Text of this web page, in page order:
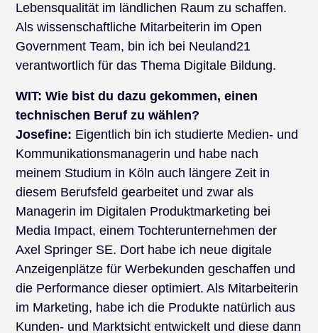
Lebensqualität im ländlichen Raum zu schaffen.
Als wissenschaftliche Mitarbeiterin im Open
Government Team, bin ich bei Neuland21
verantwortlich für das Thema Digitale Bildung.
WIT: Wie bist du dazu gekommen, einen
technischen Beruf zu wählen?
Josefine: Eigentlich bin ich studierte Medien- und
Kommunikationsmanagerin und habe nach
meinem Studium in Köln auch längere Zeit in
diesem Berufsfeld gearbeitet und zwar als
Managerin im Digitalen Produktmarketing bei
Media Impact, einem Tochterunternehmen der
Axel Springer SE. Dort habe ich neue digitale
Anzeigenplätze für Werbekunden geschaffen und
die Performance dieser optimiert. Als Mitarbeiterin
im Marketing, habe ich die Produkte natürlich aus
Kunden- und Marktsicht entwickelt und diese dann